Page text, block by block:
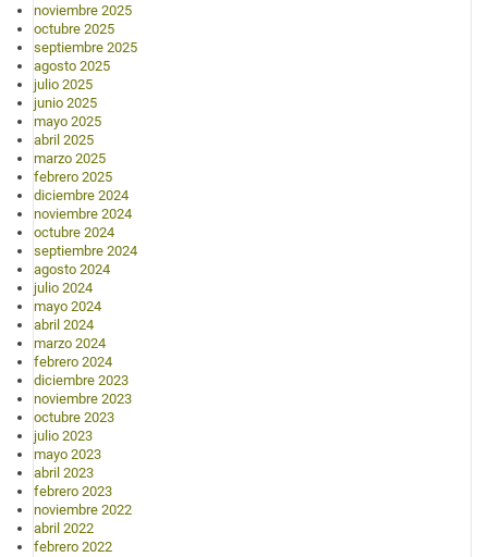
noviembre 2025
octubre 2025
septiembre 2025
agosto 2025
julio 2025
junio 2025
mayo 2025
abril 2025
marzo 2025
febrero 2025
diciembre 2024
noviembre 2024
octubre 2024
septiembre 2024
agosto 2024
julio 2024
mayo 2024
abril 2024
marzo 2024
febrero 2024
diciembre 2023
noviembre 2023
octubre 2023
julio 2023
mayo 2023
abril 2023
febrero 2023
noviembre 2022
abril 2022
febrero 2022